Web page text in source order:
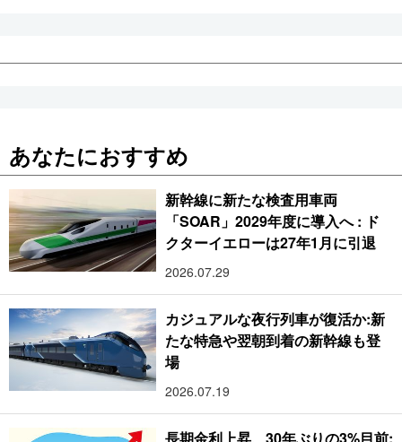
あなたにおすすめ
新幹線に新たな検査用車両
「SOAR」2029年度に導入へ : ド
クターイエローは27年1月に引退
2026.07.29
カジュアルな夜行列車が復活か:新
たな特急や翌朝到着の新幹線も登
場
2026.07.19
長期金利上昇、30年ぶりの3%目前: